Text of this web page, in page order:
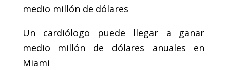
medio millón de dólares
Un cardiólogo puede llegar a ganar
medio millón de dólares anuales en
Miami